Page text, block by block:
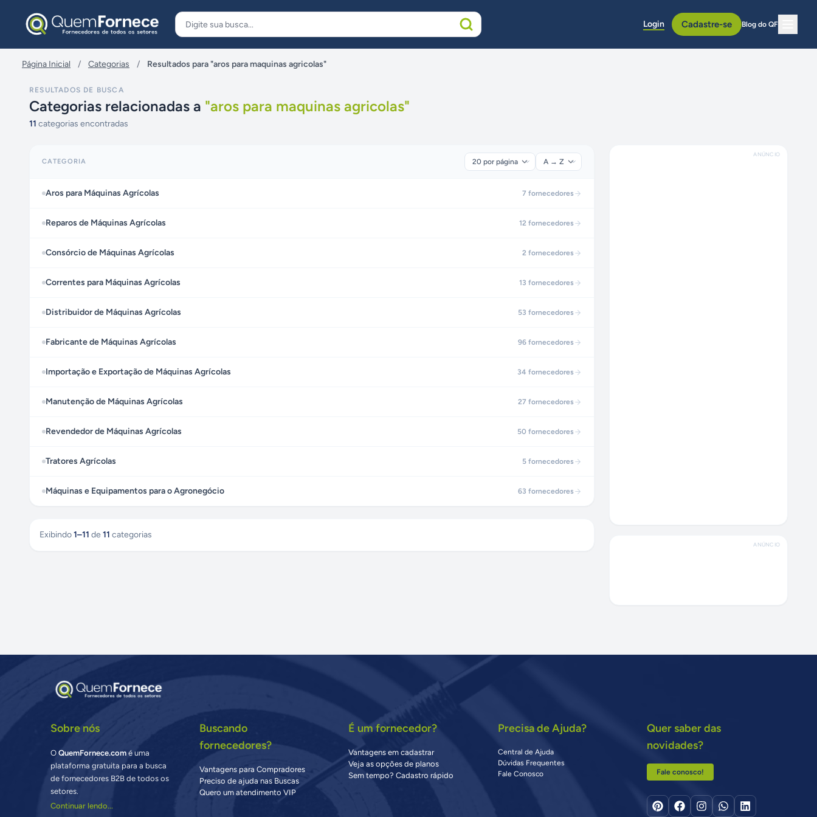
Login Cadastre-se Blog do QF
Página Inicial / Categorias / Resultados para "aros para maquinas agricolas"
RESULTADOS DE BUSCA
Categorias relacionadas a "aros para maquinas agricolas"
11 categorias encontradas
CATEGORIA
Aros para Máquinas Agrícolas 7 fornecedores
Reparos de Máquinas Agrícolas 12 fornecedores
Consórcio de Máquinas Agrícolas 2 fornecedores
Correntes para Máquinas Agrícolas 13 fornecedores
Distribuidor de Máquinas Agrícolas 53 fornecedores
Fabricante de Máquinas Agrícolas 96 fornecedores
Importação e Exportação de Máquinas Agrícolas 34 fornecedores
Manutenção de Máquinas Agrícolas 27 fornecedores
Revendedor de Máquinas Agrícolas 50 fornecedores
Tratores Agrícolas 5 fornecedores
Máquinas e Equipamentos para o Agronegócio 63 fornecedores
Exibindo1–11 de 11 categorias
ANÚNCIO
ANÚNCIO
Sobre nós
OQuemFornece.com é uma
plataforma gratuita para a busca
de fornecedores B2B de todos os
setores.
Continuar lendo...
Buscando
fornecedores?
Vantagens para Compradores
Preciso de ajuda nas Buscas
Quero um atendimento VIP
É um fornecedor?
Vantagens em cadastrar
Veja as opções de planos
Sem tempo? Cadastro rápido
Precisa de Ajuda?
Central de Ajuda
Dúvidas Frequentes
Fale Conosco
Quer saber das
novidades?
Fale conosco!